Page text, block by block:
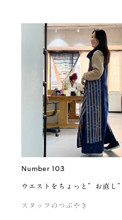
Number 103
ウエストをちょっと”お直し”
スタッフのつぶやき